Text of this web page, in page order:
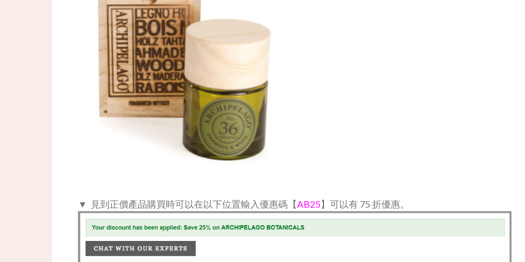
▼ 見到正價產品購買時可以在以下位置輸入優惠碼【AB25】可以有 75 折優惠。